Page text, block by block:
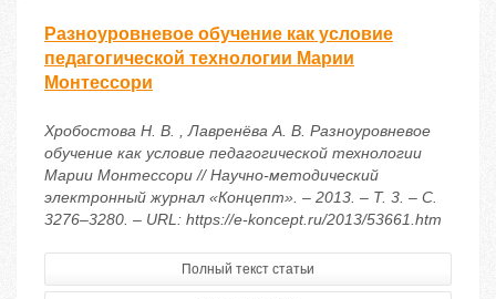
Разноуровневое обучение как условие
педагогической технологии Марии
Монтессори
Хробостова Н. В. , Лавренёва А. В. Разноуровневое
обучение как условие педагогической технологии
Марии Монтессори // Научно-методический
электронный журнал «Концепт». – 2013. – Т. 3. – С.
3276–3280. – URL: https://e-koncept.ru/2013/53661.htm
Полный текст статьи